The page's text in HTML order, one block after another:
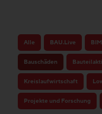
Alle BAU.Live
Bauschäden
Kreislaufwirtschaft
Projekte und Forschung